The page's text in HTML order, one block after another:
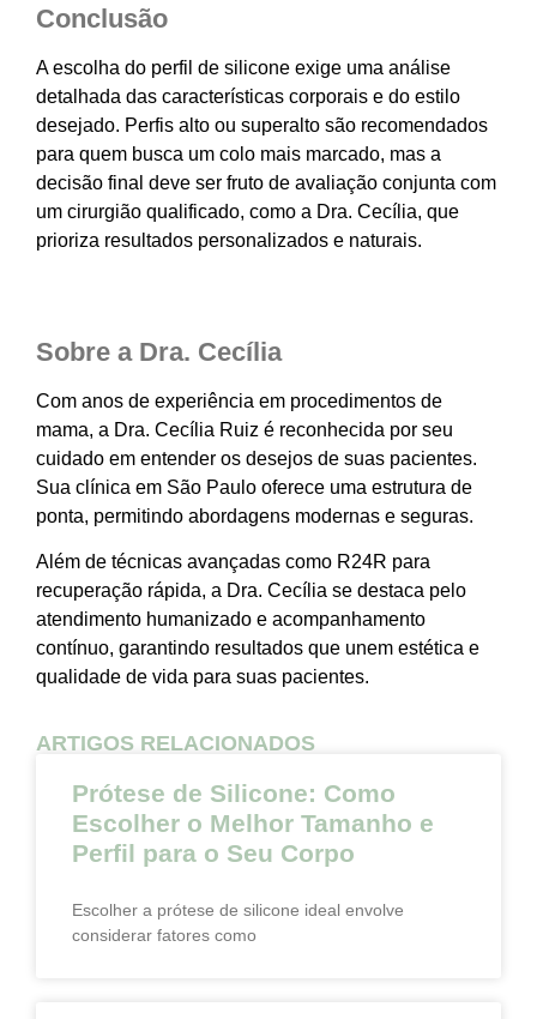
Conclusão
A escolha do perfil de silicone exige uma análise
detalhada das características corporais e do estilo
desejado. Perfis alto ou superalto são recomendados
para quem busca um colo mais marcado, mas a
decisão final deve ser fruto de avaliação conjunta com
um cirurgião qualificado, como a Dra. Cecília, que
prioriza resultados personalizados e naturais.
Sobre a Dra. Cecília
Com anos de experiência em procedimentos de
mama, a Dra. Cecília Ruiz é reconhecida por seu
cuidado em entender os desejos de suas pacientes.
Sua clínica em São Paulo oferece uma estrutura de
ponta, permitindo abordagens modernas e seguras.
Além de técnicas avançadas como R24R para
recuperação rápida, a Dra. Cecília se destaca pelo
atendimento humanizado e acompanhamento
contínuo, garantindo resultados que unem estética e
qualidade de vida para suas pacientes.
ARTIGOS RELACIONADOS
Prótese de Silicone: Como
Escolher o Melhor Tamanho e
Perfil para o Seu Corpo
Escolher a prótese de silicone ideal envolve
considerar fatores como